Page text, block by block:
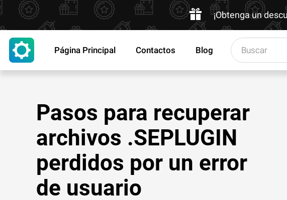
¡Obtenga un
Página Principal Contactos Blog
Pasos para recuperar
archivos .SEPLUGIN
perdidos por un error
de usuario